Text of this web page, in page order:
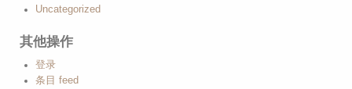
Uncategorized
其他操作
登录
条目 feed